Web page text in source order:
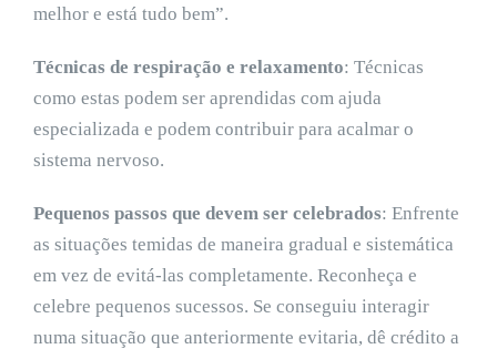
melhor e está tudo bem”.
Técnicas de respiração e relaxamento: Técnicas
como estas podem ser aprendidas com ajuda
especializada e podem contribuir para acalmar o
sistema nervoso.
Pequenos passos que devem ser celebrados: Enfrente
as situações temidas de maneira gradual e sistemática
em vez de evitá-las completamente. Reconheça e
celebre pequenos sucessos. Se conseguiu interagir
numa situação que anteriormente evitaria, dê crédito a